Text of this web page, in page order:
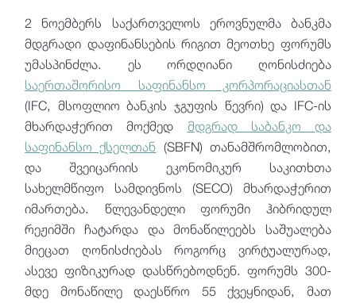
2 ნოემბერს საქართველოს ეროვნულმა ბანკმა
მდგრადი დაფინანსების რიგით მეოთხე ფორუმს
უმასპინძლა. ეს ორდღიანი ღონისძიება
საერთაშორისო საფინანსო კორპორაციასთან
(IFC, მსოფლიო ბანკის ჯგუფის წევრი) და IFC-ის
მხარდაჭერით მოქმედ მდგრად საბანკო და
საფინანსო ქსელთან (SBFN) თანამშრომლობით,
და შვეიცარიის ეკონომიკურ საკითხთა
სახელმწიფო სამდივნოს (SECO) მხარდაჭერით
იმართება. წლევანდელი ფორუმი ჰიბრიდულ
რეჟიმში ჩატარდა და მონაწილეებს საშუალება
მიეცათ ღონისძიებას როგორც ვირტუალურად,
ასევე ფიზიკურად დასწრებოდნენ. ფორუმს 300-
მდე მონაწილე დაესწრო 55 ქვეყნიდან, მათ